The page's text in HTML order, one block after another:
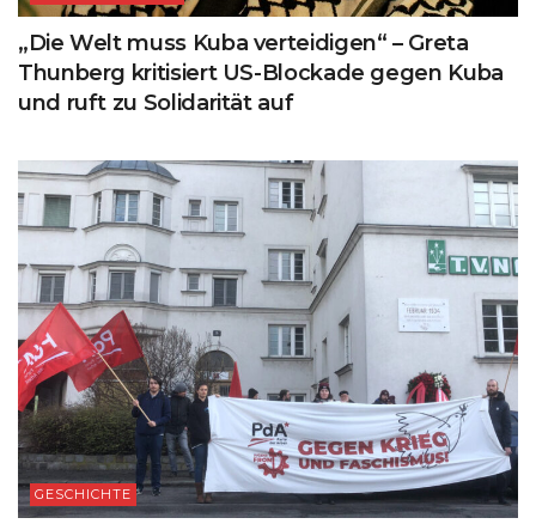
„Die Welt muss Kuba verteidigen“ – Greta
Thunberg kritisiert US-Blockade gegen Kuba
und ruft zu Solidarität auf
GESCHICHTE